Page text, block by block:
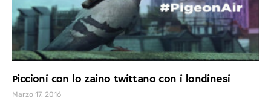
Piccioni con lo zaino twittano con i londinesi
Marzo 17, 2016